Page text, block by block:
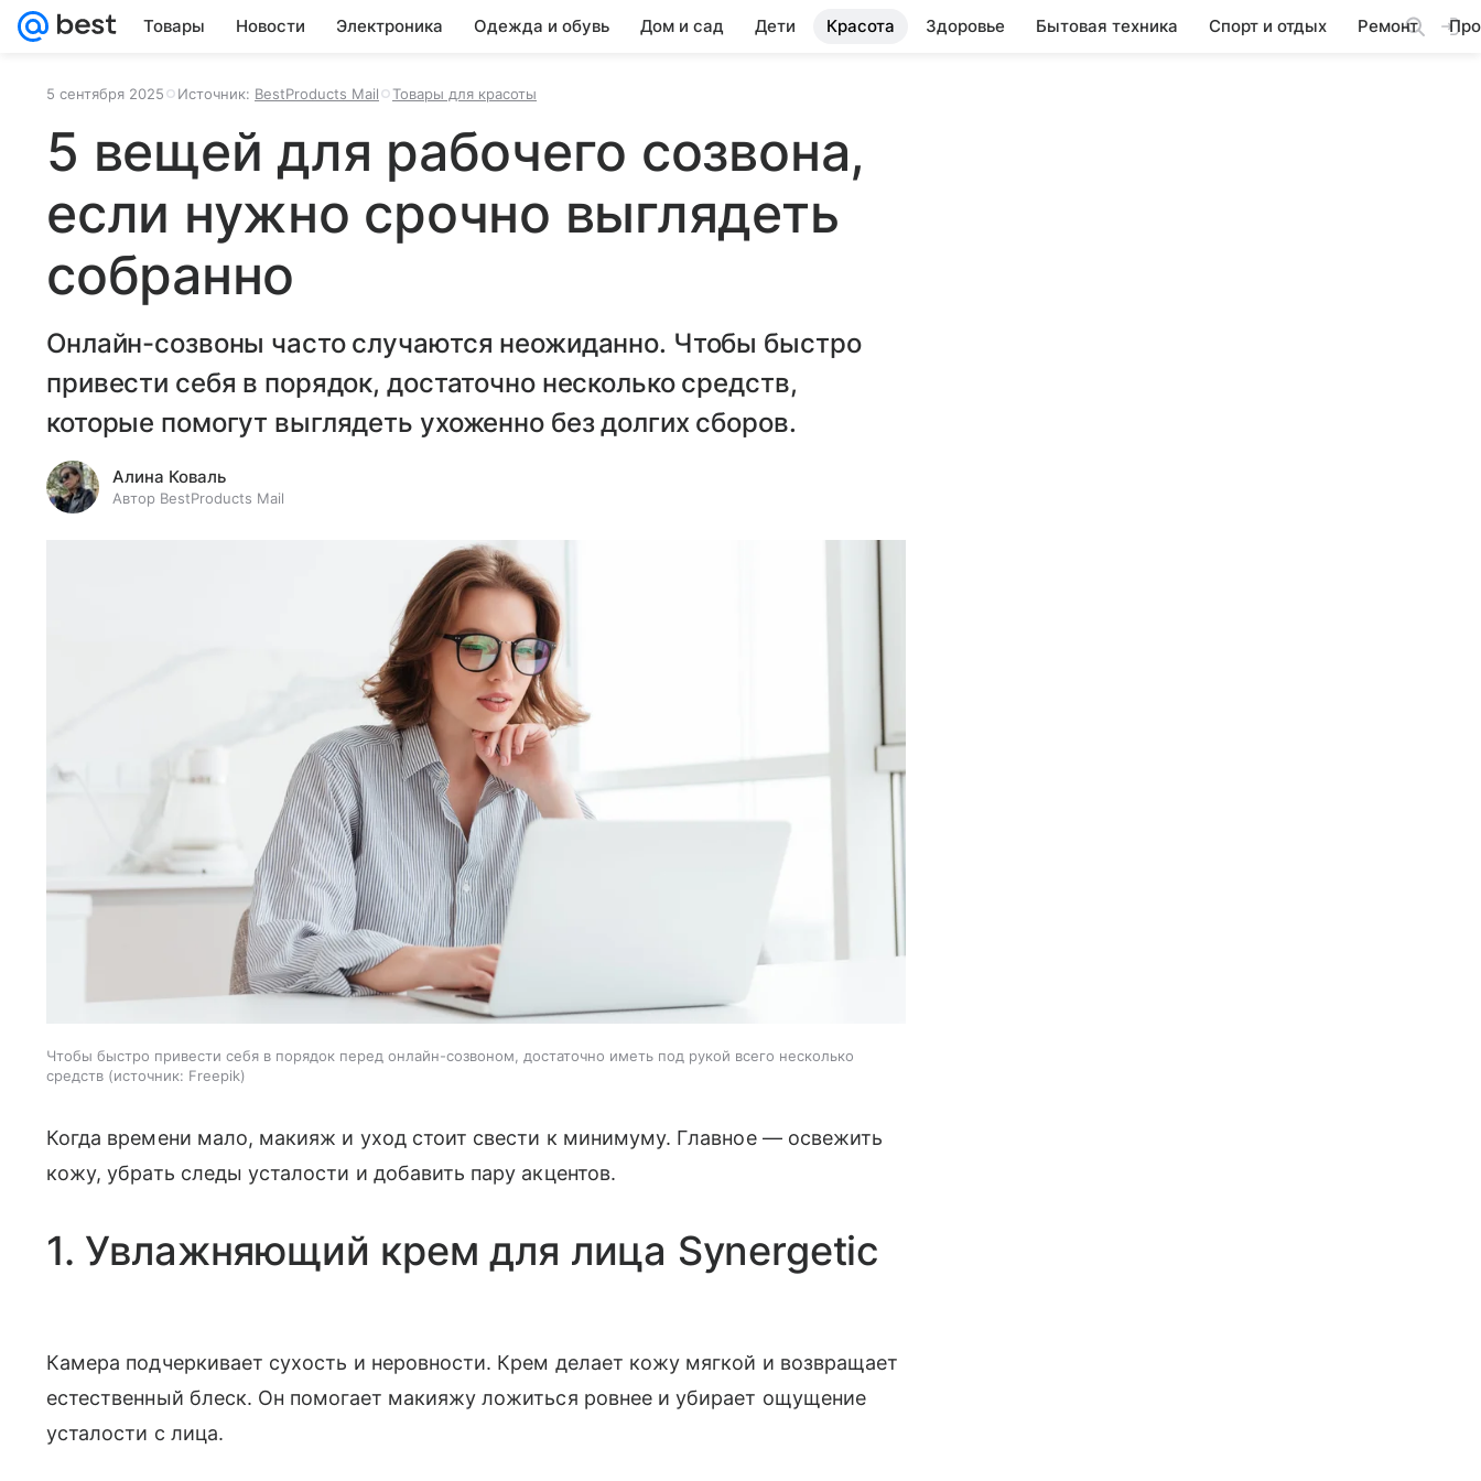
Товары Новости Электроника Одежда и обувь Дом и сад Дети Красота Здоровье Бытовая техника Спорт и отдых Ремонт
5 сентября 2025 Источник: BestProducts Mail Товары для красоты
5 вещей для рабочего созвона,
если нужно срочно выглядеть
собранно
Онлайн-созвоны часто случаются неожиданно. Чтобы быстро
привести себя в порядок, достаточно несколько средств,
которые помогут выглядеть ухоженно без долгих сборов.
Алина Коваль
Автор BestProducts Mail
Чтобы быстро привести себя в порядок перед онлайн-созвоном, достаточно иметь под рукой всего несколько
средств
источник: Freepik
Когда времени мало, макияж и уход стоит свести к минимуму. Главное — освежить
кожу, убрать следы усталости и добавить пару акцентов.
1. Увлажняющий крем для лица Synergetic
Камера подчеркивает сухость и неровности. Крем делает кожу мягкой и возвращает
естественный блеск. Он помогает макияжу ложиться ровнее и убирает ощущение
усталости с лица.